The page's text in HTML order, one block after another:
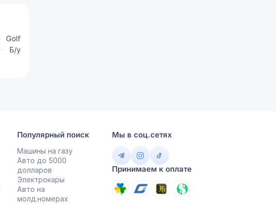
Golf
Б/у
Популярный поиск
Машины на газу
Авто до 5000
долларов
Электрокары
Авто на
молд.номерах
Мы в соц.сетях
Принимаем к оплате